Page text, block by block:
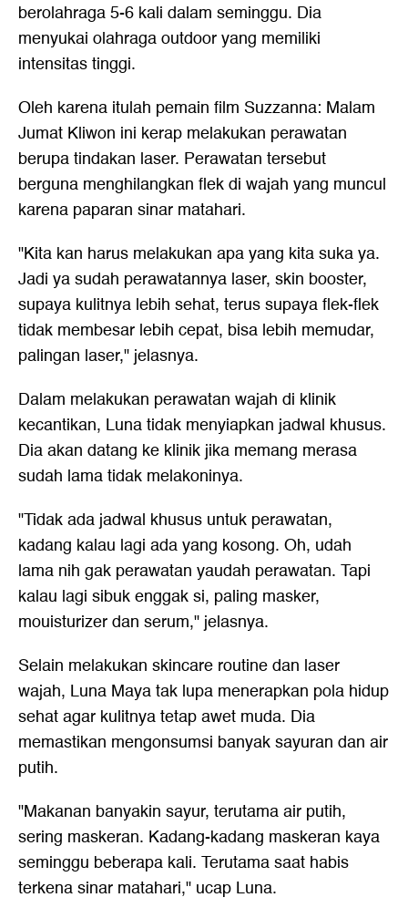
berolahraga 5-6 kali dalam seminggu. Dia
menyukai olahraga outdoor yang memiliki
intensitas tinggi.
Oleh karena itulah pemain film Suzzanna: Malam
Jumat Kliwon ini kerap melakukan perawatan
berupa tindakan laser. Perawatan tersebut
berguna menghilangkan flek di wajah yang muncul
karena paparan sinar matahari.
"Kita kan harus melakukan apa yang kita suka ya.
Jadi ya sudah perawatannya laser, skin booster,
supaya kulitnya lebih sehat, terus supaya flek-flek
tidak membesar lebih cepat, bisa lebih memudar,
palingan laser," jelasnya.
Dalam melakukan perawatan wajah di klinik
kecantikan, Luna tidak menyiapkan jadwal khusus.
Dia akan datang ke klinik jika memang merasa
sudah lama tidak melakoninya.
"Tidak ada jadwal khusus untuk perawatan,
kadang kalau lagi ada yang kosong. Oh, udah
lama nih gak perawatan yaudah perawatan. Tapi
kalau lagi sibuk enggak si, paling masker,
mouisturizer dan serum," jelasnya.
Selain melakukan skincare routine dan laser
wajah, Luna Maya tak lupa menerapkan pola hidup
sehat agar kulitnya tetap awet muda. Dia
memastikan mengonsumsi banyak sayuran dan air
putih.
"Makanan banyakin sayur, terutama air putih,
sering maskeran. Kadang-kadang maskeran kaya
seminggu beberapa kali. Terutama saat habis
terkena sinar matahari," ucap Luna.